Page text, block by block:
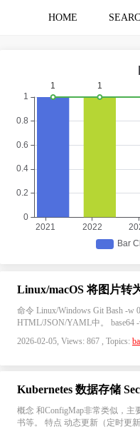
HOME
Linux/macOS 将图片转
命令 Linux/Windows Git Bash -
HTML/JSON/YAML中。 base64 -
2026-02-05, Views: 867 , Topics:
Kubernetes 数据存储
概念 和ConfigMap非常类似，
书等。 特点 动态更新（定时更